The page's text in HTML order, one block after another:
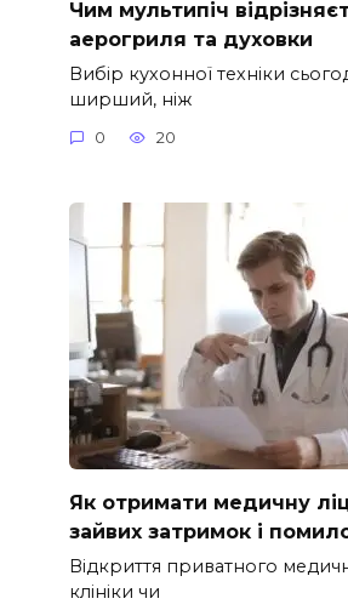
Чим мультипіч
аерогриля та духовки
Вибір кухонної техніки
ширший, ніж
0 20
Як отримати медичну
зайвих затримок і
Відкриття приватного
клініки чи